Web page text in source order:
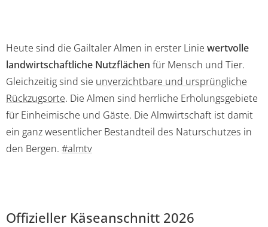
Heute sind die Gailtaler Almen in erster Linie wertvolle
landwirtschaftliche Nutzflächen für Mensch und Tier.
Gleichzeitig sind sie unverzichtbare und ursprüngliche
Rückzugsorte. Die Almen sind herrliche Erholungsgebiete
für Einheimische und Gäste. Die Almwirtschaft ist damit
ein ganz wesentlicher Bestandteil des Naturschutzes in
den Bergen. #almtv
Offizieller Käseanschnitt 2026